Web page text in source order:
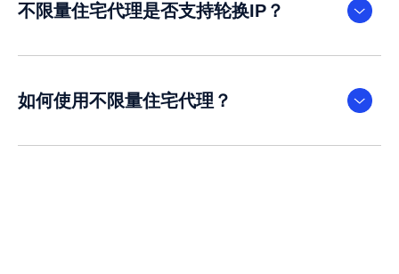
不限量住宅代理是否支持轮换IP？
如何使用不限量住宅代理？